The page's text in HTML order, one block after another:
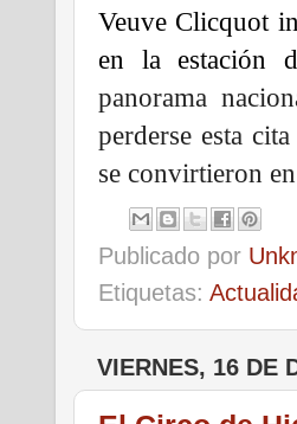
Veuve Clicquot
en la estación
panorama
perderse esta
se convirtieron
Publicado por
Etiquetas:
VIERNES, 16 DE